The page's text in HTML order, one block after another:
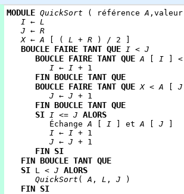
MODULE QuickSort ( référence A ,valeur
I ← L
J ← R
X← A [ ( L + R ) / 2 ]
BOUCLE FAIRE TANT QUE I < J
BOUCLE FAIRE TANT QUE A I ] <
I ← I + 1
FIN BOUCLE TANT QUE
BOUCLE FAIRE TANT QUE X< A J
J ← J + 1
FIN BOUCLE TANT QUE
SI
I <= J ALORS
Échange A I ] et A J
I ← I + 1
J ← J + 1
FIN SI
FIN BOUCLE TANT QUE
SI L < J ALORS
QuickSort ( A , L , J )
FIN SI